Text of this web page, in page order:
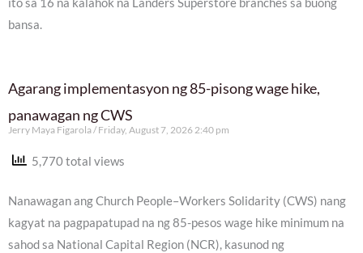
bansa.
Agarang implementasyon ng 85-pisong wage hike,
panawagan ng CWS
Jerry Maya Figarola Friday, August 7, 2026 2:40 pm
5,770 total views
Nanawagan ang Church People–Workers Solidarity (CWS) nang
kagyat na pagpapatupad na ng 85-pesos wage hike minimum na
sahod sa National Capital Region (NCR), kasunod ng